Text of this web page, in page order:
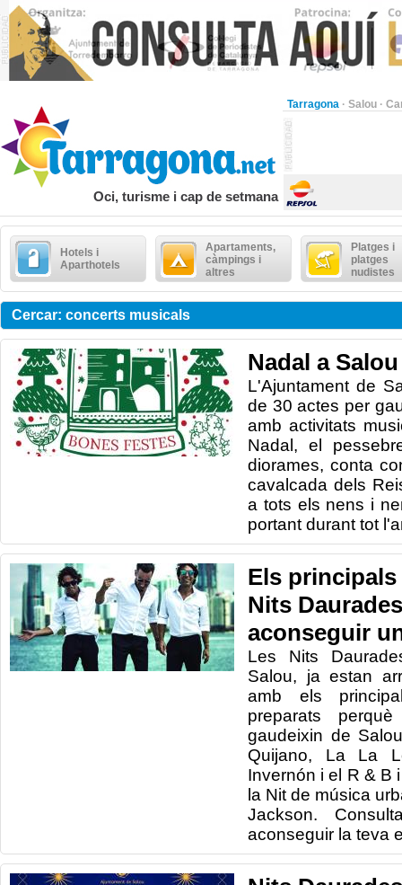
Tarragona · Salou ·
Oci, turisme i cap de setmana
Hotels i
Aparthotels
Apartaments,
càmpings i
altres
Platges i
platges
nudistes
Cercar: concerts musicals
Nadal a
L'Ajuntament de
de 30 actes per
amb activitats
Nadal, el
diorames, conta
cavalcada dels
a tots els nens i
portant durant tot
Els
Nits
aconseguir
Les Nits
Salou, ja estan
amb els
preparats
gaudeixin de
Quijano, La La
Invernón i el R & B
la Nit de música
Jackson.
aconseguir la teva